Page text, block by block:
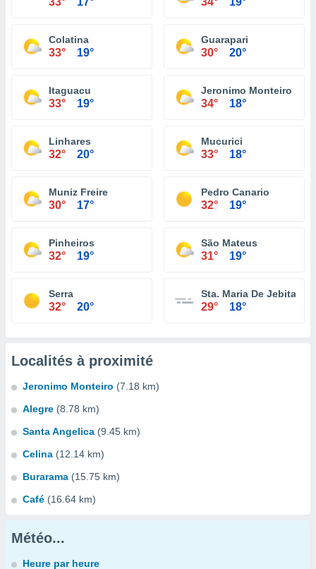
Colatina
33° 19°
Guarapari
30° 20°
Itaguacu
33° 19°
Jeronimo Monteiro
34° 18°
Linhares
32° 20°
Mucurici
33° 18°
Muniz Freire
30° 17°
Pedro Canario
32° 19°
Pinheiros
32° 19°
São Mateus
31° 19°
Serra
32° 20°
Sta. Maria De Jebita
29° 18°
Localités à proximité
Jeronimo Monteiro (7.18 km)
Alegre (8.78 km)
Santa Angelica (9.45 km)
Celina (12.14 km)
Burarama (15.75 km)
Café (16.64 km)
Météo...
Heure par heure